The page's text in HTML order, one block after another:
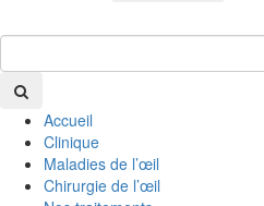
Accueil
Clinique
Maladies de l’œil
Chirurgie de l’œil